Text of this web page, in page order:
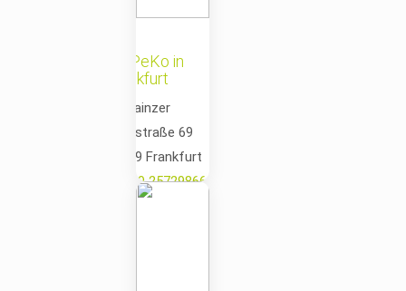
MePeKo in
Frankfurt
📍 Mainzer
Landstraße 69
60329 Frankfurt
069 257298660